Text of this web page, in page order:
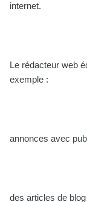
internet.
Le rédacteur web
exemple :
annonces avec
des articles de